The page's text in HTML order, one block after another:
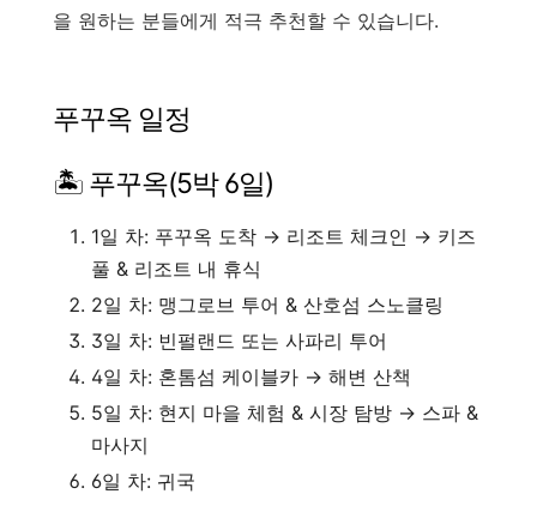
을 원하는 분들에게 적극 추천할 수 있습니다.
푸꾸옥 일정
🏝️ 푸꾸옥(5박 6일)
1일 차: 푸꾸옥 도착 → 리조트 체크인 → 키즈
풀 & 리조트 내 휴식
2일 차: 맹그로브 투어 & 산호섬 스노클링
3일 차: 빈펄랜드 또는 사파리 투어
4일 차: 혼톰섬 케이블카 → 해변 산책
5일 차: 현지 마을 체험 & 시장 탐방 → 스파 &
마사지
6일 차: 귀국